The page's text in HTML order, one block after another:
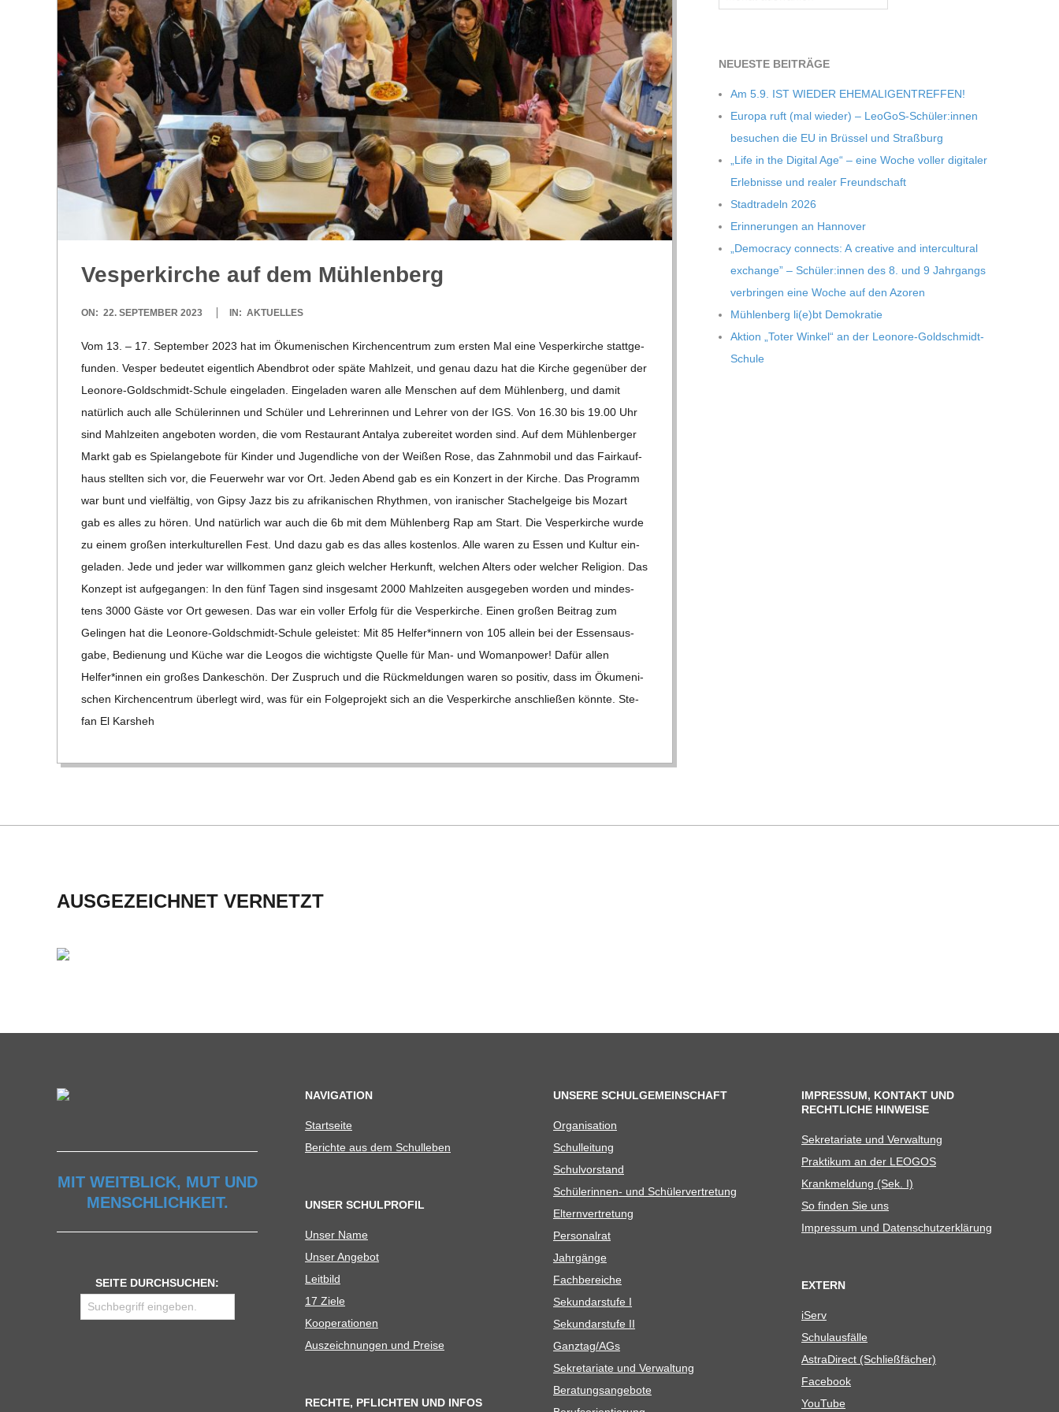
R
E
-
G
O
L
D
S
C
H
M
D
S
C
H
E
Ves­per­kir­che auf dem Mühlenberg
2023-
ON: 22. SEPTEMBER 2023 IN: AKTUELLES
Vom 13. – 17. Sep­tem­ber 2023 hat im Öku­me­ni­schen Kir­chen­cen­trum zum ers­ten Mal eine Ves­per­kir­che statt­ge­
fun­den. Ves­per bedeu­tet eigent­lich Abend­brot oder späte Mahl­zeit, und genau dazu hat die Kir­che gegen­über der
Leo­­nore-Gol­d­­schmidt-Schule ein­ge­la­den. Ein­ge­la­den waren alle Men­schen auf dem Müh­len­berg, und damit
natür­lich auch alle Schü­le­rin­nen und Schü­ler und Leh­re­rin­nen und Leh­rer von der IGS. Von 16.30 bis 19.00 Uhr
sind Mahl­zei­ten ange­bo­ten wor­den, die vom Restau­rant Anta­lya zube­rei­tet wor­den sind. Auf dem Müh­len­ber­ger
Markt gab es Spiel­an­ge­bote für Kin­der und Jugend­li­che von der Wei­ßen Rose, das Zahn­mo­bil und das Fair­kauf­
haus stell­ten sich vor, die Feu­er­wehr war vor Ort. Jeden Abend gab es ein Kon­zert in der Kir­che. Das Pro­gramm
war bunt und viel­fäl­tig, von Gipsy Jazz bis zu afri­ka­ni­schen Rhyth­men, von ira­ni­scher Sta­chel­geige bis Mozart
gab es alles zu hören. Und natür­lich war auch die 6b mit dem Müh­len­berg Rap am Start. Die Ves­per­kir­che wurde
zu einem gro­ßen inter­kul­tu­rel­len Fest. Und dazu gab es das alles kos­ten­los. Alle waren zu Essen und Kul­tur ein­
ge­la­den. Jede und jeder war will­kom­men ganz gleich wel­cher Her­kunft, wel­chen Alters oder wel­cher Reli­gion. Das
Kon­zept ist auf­ge­gan­gen: In den fünf Tagen sind ins­ge­samt 2000 Mahl­zei­ten aus­ge­ge­ben wor­den und min­des­
tens 3000 Gäste vor Ort gewe­sen. Das war ein vol­ler Erfolg für die Ves­per­kir­che. Einen gro­ßen Bei­trag zum
Gelin­gen hat die Leo­­nore-Gol­d­­schmidt-Schule geleis­tet: Mit 85 Helfer*innern von 105 allein bei der Essens­aus­
gabe, Bedie­nung und Küche war die Leo­gos die wich­tigste Quelle für Man- und Wom­an­power! Dafür allen
Helfer*innen ein gro­ßes Dan­ke­schön. Der Zuspruch und die Rück­mel­dun­gen waren so posi­tiv, dass im Öku­me­ni­
schen Kir­chen­cen­trum über­legt wird, was für ein Fol­ge­pro­jekt sich an die Ves­per­kir­che anschlie­ßen könnte. Ste­
fan El Kars­heh
NEU­ESTE BEITRÄGE
Am 5.9. IST WIEDER EHEMALIGENTREFFEN!
Europa ruft (mal wie­der) – LeoGoS-Schüler:innen
besu­chen die EU in Brüs­sel und Straßburg
„Life in the Digi­tal Age“ – eine Woche vol­ler digi­ta­ler
Erleb­nisse und rea­ler Freundschaft
Stadt­ra­deln 2026
Erin­ne­run­gen an Hannover
„Demo­cracy con­nects: A crea­tive and inter­cul­tu­ral
exch­ange” – Schüler:innen des 8. und 9 Jahr­gangs
ver­brin­gen eine Woche auf den Azoren
Müh­len­berg li(e)bt Demokratie
Aktion „Toter Win­kel“ an der Leonore-Goldschmidt-
Schule
AUSGEZEICHNET VERNETZT
MIT WEITBLICK, MUT UND
MENSCHLICHKEIT.
SEITE DURCHSUCHEN:
NAVIGATION
Start­seite
Berichte aus dem Schulleben
UNSER SCHULPROFIL
Unser Name
Unser Ange­bot
Leit­bild
17 Ziele
Koope­ra­tio­nen
Aus­zeich­nun­gen und Preise
RECHTE, PFLICHTEN UND INFOS
UNSERE SCHULGEMEINSCHAFT
Orga­ni­sa­tion
Schul­lei­tung
Schul­vor­stand
Schü­le­rin­nen- und Schülervertretung
Eltern­ver­tre­tung
Per­so­nal­rat
Jahr­gänge
Fach­be­rei­che
Sekun­dar­stufe I
Sekun­dar­stufe II
Ganztag/​​AGs
Sekre­ta­riate und Verwaltung
Bera­tungs­an­ge­bote
IMPRESSUM, KONTAKT UND
RECHTLICHE HINWEISE
Sekre­ta­riate und Verwaltung
Prak­ti­kum an der LEOGOS
Krank­mel­dung (Sek. I)
So fin­den Sie uns
Impres­sum und Datenschutzerklärung
EXTERN
iServ
Schul­aus­fälle
Astra­Di­rect (Schließ­fä­cher)
Face­book
You­Tube